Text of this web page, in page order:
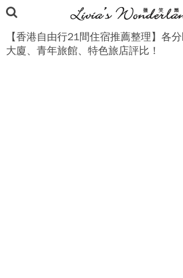
【香港自由行21間住宿推薦整理】各
大廈、青年旅館、特色旅店評比！